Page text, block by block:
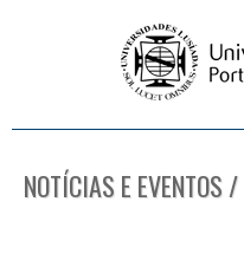
NOTÍCIAS E EVENTOS /